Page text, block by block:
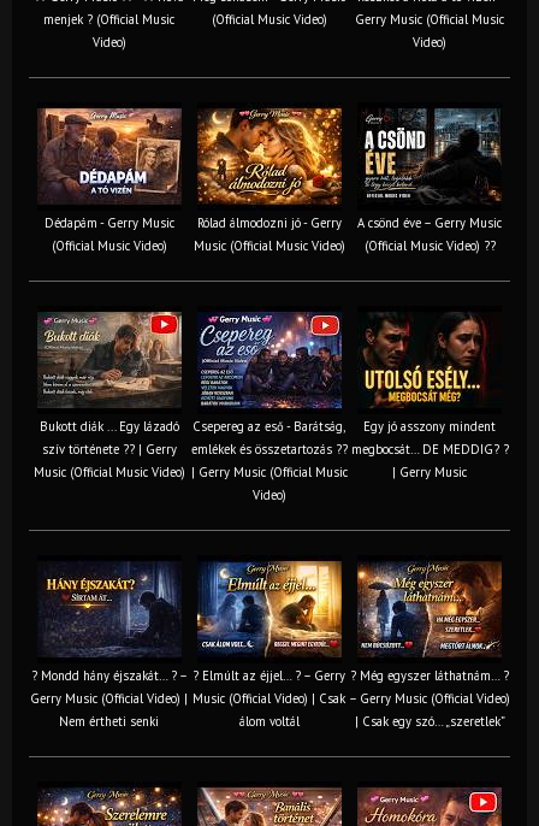
menjek ? (Official Music
Video)
(Official Music Video)
Gerry Music (Official Music
Video)
Dédapám - Gerry Music
(Official Music Video)
Rólad álmodozni jó - Gerry
Music (Official Music Video)
A csönd éve – Gerry Music
(Official Music Video) ??
Bukott diák ... Egy lázadó
szív története ?? | Gerry
Music (Official Music Video)
Csepereg az eső - Barátság,
emlékek és összetartozás ?️?
| Gerry Music (Official Music
Video)
Egy jó asszony mindent
megbocsát… DE MEDDIG? ?
| Gerry Music
? Mondd hány éjszakát… ? –
Gerry Music (Official Video) |
Nem értheti senki
? Elmúlt az éjjel… ? – Gerry
Music (Official Video) | Csak
álom voltál
? Még egyszer láthatnám… ?
– Gerry Music (Official Video)
| Csak egy szó… „szeretlek”